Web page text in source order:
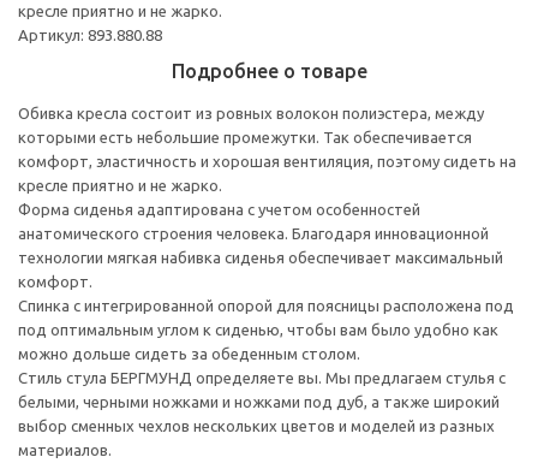
кресле приятно и не жарко.
Артикул: 893.880.88
Подробнее о товаре
Обивка кресла состоит из ровных волокон полиэстера, между
которыми есть небольшие промежутки. Так обеспечивается
комфорт, эластичность и хорошая вентиляция, поэтому сидеть на
кресле приятно и не жарко.
Форма сиденья адаптирована с учетом особенностей
анатомического строения человека. Благодаря инновационной
технологии мягкая набивка сиденья обеспечивает максимальный
комфорт.
Спинка с интегрированной опорой для поясницы расположена под
под оптимальным углом к сиденью, чтобы вам было удобно как
можно дольше сидеть за обеденным столом.
Стиль стула БЕРГМУНД определяете вы. Мы предлагаем стулья с
белыми, черными ножками и ножками под дуб, а также широкий
выбор сменных чехлов нескольких цветов и моделей из разных
материалов.